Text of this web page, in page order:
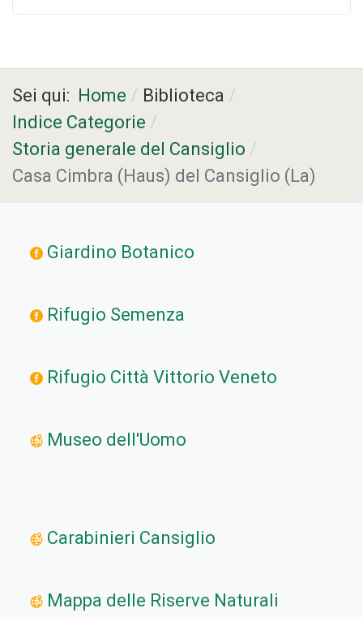
Sei qui: Home
Biblioteca
Indice Categorie
Storia generale del Cansiglio
Casa Cimbra (Haus) del Cansiglio (La)
Giardino Botanico
Rifugio Semenza
Rifugio Città Vittorio Veneto
Museo dell'Uomo
Carabinieri Cansiglio
Mappa delle Riserve Naturali